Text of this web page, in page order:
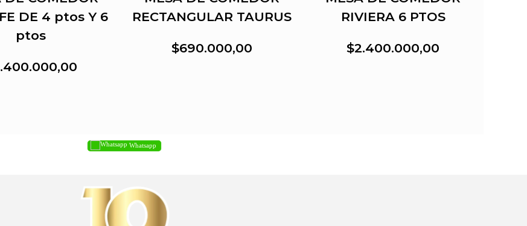
DE 4 ptos Y 6
ptos
RECTANGULAR TAURUS
$690.000,00
RIVIERA 6 PTOS
$2.400.000,00
Whatsapp